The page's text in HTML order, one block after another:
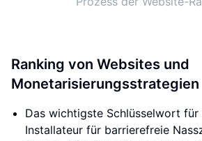
Ranking von Websites und
Monetarisierungsstrategien
Das wichtigste Schlüsselwort
Installateur für barrierefreie